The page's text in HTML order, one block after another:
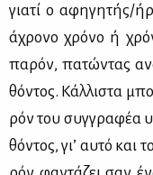
για­τί ο αφη­γη­τής/
άχρο­νο χρό­νο ή
πα­ρόν, πα­τώ­ντας
θό­ντος. Κάλ­λι­στα
ρόν του συγ­γρα­φέα
θό­ντος, γι’ αυ­τό και